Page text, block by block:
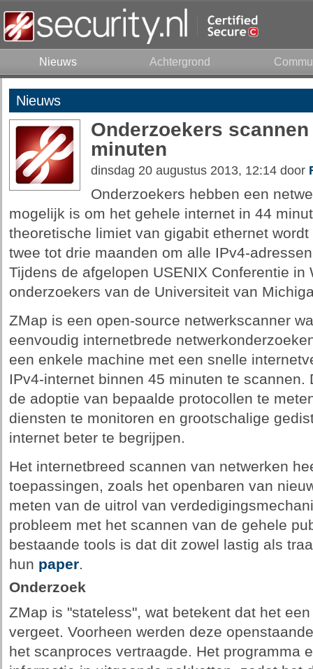
Nieuws Achtergrond
Nieuws
Onderzoekers
minuten
dinsdag 20 augustus 2013, 12:14 door
Onderzoekers hebben een
mogelijk is om het gehele internet in 44
theoretische limiet van gigabit ethernet
twee tot drie maanden om alle IPv4-
Tijdens de afgelopen USENIX Conferentie
onderzoekers van de Universiteit van
ZMap is een open-source netwerkscanner
eenvoudig internetbrede
een enkele machine met een snelle
IPv4-internet binnen 45 minuten te
de adoptie van bepaalde protocollen te
diensten te monitoren en grootschalige
internet beter te begrijpen.
Het internetbreed scannen van netwerken
toepassingen, zoals het openbaren van
meten van de uitrol van
probleem met het scannen van de gehele
bestaande tools is dat dit zowel lastig als
hun paper.
Onderzoek
ZMap is "stateless", wat betekent dat het
vergeet. Voorheen werden deze
het scanproces vertraagde. Het programma